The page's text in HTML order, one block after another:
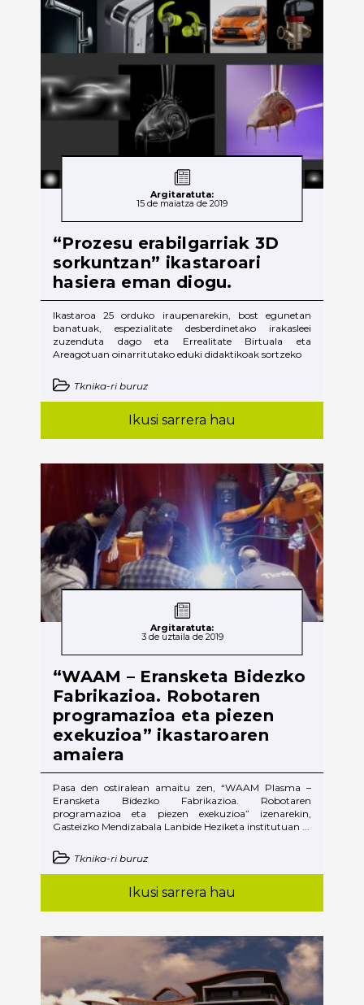
Argitaratuta:
15 de maiatza de 2019
“Prozesu erabilgarriak 3D
sorkuntzan” ikastaroari
hasiera eman diogu.
Ikastaroa 25 orduko iraupenarekin, bost egunetan
banatuak, espezialitate desberdinetako irakasleei
zuzenduta dago eta Errealitate Birtuala eta
Areagotuan oinarritutako eduki didaktikoak sortzeko
Tknika-ri buruz
Ikusi sarrera hau
Argitaratuta:
3 de uztaila de 2019
“WAAM – Eransketa Bidezko
Fabrikazioa. Robotaren
programazioa eta piezen
exekuzioa” ikastaroaren
amaiera
Pasa den ostiralean amaitu zen, “WAAM Plasma –
Eransketa Bidezko Fabrikazioa. Robotaren
programazioa eta piezen exekuzioa” izenarekin,
Gasteizko Mendizabala Lanbide Heziketa institutuan ...
Tknika-ri buruz
Ikusi sarrera hau